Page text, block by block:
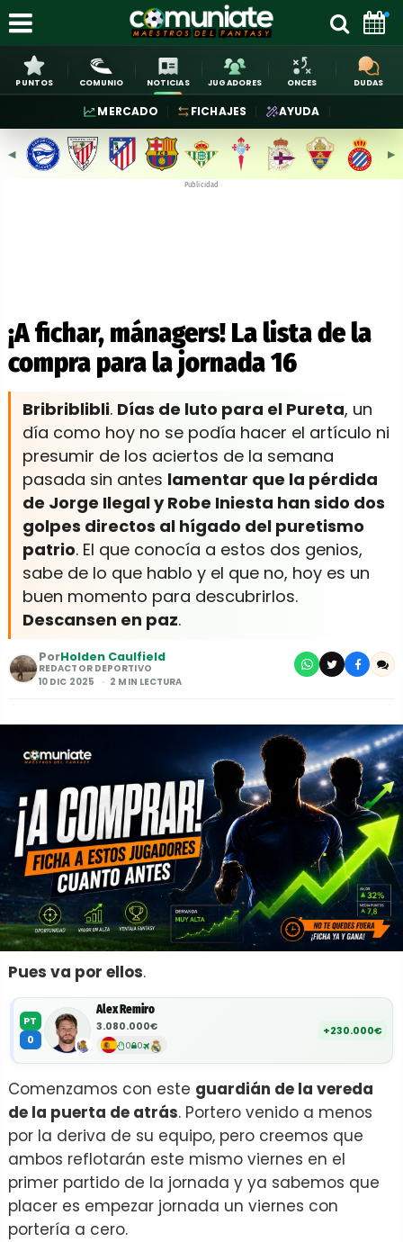
PUNTOS COMUNIO NOTICIAS JUGADORES ONCES DUDAS
MERCADO FICHAJES AYUDA
◀︎ ▶︎
Publicidad
¡A fichar, mánagers! La lista de la
compra para la jornada 16
Bribriblibli. Días de luto para el Pureta, un
día como hoy no se podía hacer el artículo ni
presumir de los aciertos de la semana
pasada sin antes lamentar que la pérdida
de Jorge Ilegal y Robe Iniesta han sido dos
golpes directos al hígado del puretismo
patrio. El que conocía a estos dos genios,
sabe de lo que hablo y el que no, hoy es un
buen momento para descubrirlos.
Descansen en paz.
PorHolden Caulfield
REDACTOR DEPORTIVO
10 DIC 2025
2 MIN LECTURA
Pues va por ellos.
PT
0
Alex Remiro
3.080.000€
0 0
+230.000€
Comenzamos con este guardián de la vereda
de la puerta de atrás. Portero venido a menos
por la deriva de su equipo, pero creemos que
ambos reflotarán este mismo viernes en el
primer partido de la jornada y ya sabemos que
placer es empezar jornada un viernes con
portería a cero.